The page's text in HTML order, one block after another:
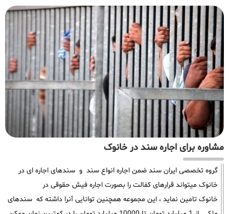
مشاوره برای اجاره سند در خانوک
گروه تخصصی ایران سند ضمن اجاره انواع سند و سندهای اجاره ای در
خانوک میتواند قرارهای کفالت را بصورت اجاره فیش حقوقی در
خانوک تامین نماید ، این مجموعه همچنین توانایی آنرا داشته که سندهای